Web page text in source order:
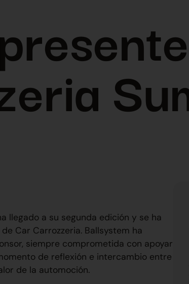
llegado a su segunda edición y se ha
Car Carrozzeria. Ballsystem ha
siempre comprometida con apoyar
de reflexión e intercambio entre
de la automoción.